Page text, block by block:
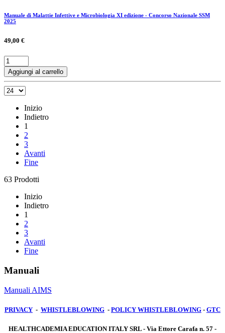
Manuale di Malattie Infettive e Microbiologia XI edizione - Concorso Nazionale SSM
2025
49,00 €
Aggiungi al carrello
Inizio
Indietro
1
2
3
Avanti
Fine
63 Prodotti
Inizio
Indietro
1
2
3
Avanti
Fine
Manuali
Manuali AIMS
PRIVACY - WHISTLEBLOWING - POLICY WHISTLEBLOWING - GTC
HEALTHCADEMIA EDUCATION ITALY SRL - Via Ettore Carafa n. 57 -